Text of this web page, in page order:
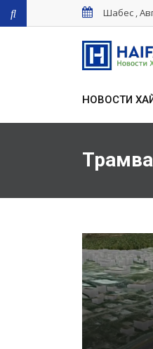
Шабес ,
НОВОСТИ